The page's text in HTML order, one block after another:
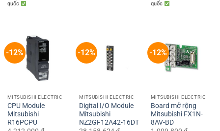
quốc
quốc
-12%
MITSUBISHI ELECTRIC
CPU Module
Mitsubishi
R16PCPU
-12%
MITSUBISHI ELECTRIC
Digital I/O Module
Mitsubishi
NZ2GF12A42-16DT
-12%
MITSUBISHI ELECTRIC
Board mở rộng
Mitsubishi FX1N-
8AV-BD